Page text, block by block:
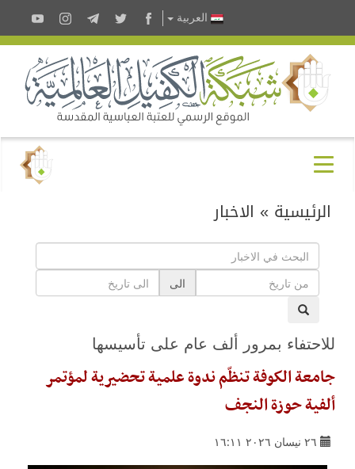
العربية
الرئيسية » الاخبار
الى
للاحتفاء بمرور ألف عام على تأسيسها
جامعة الكوفة تنظّم ندوة علمية تحضيرية لمؤتمر
ألفية حوزة النجف
٢٦ نيسان ٢٠٢٦ ١٦:١١